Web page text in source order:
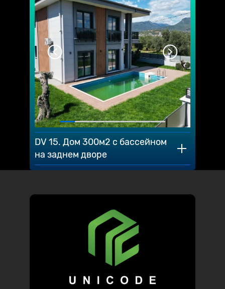
DV 15. Дом 300м2 с бассейном
на заднем дворе